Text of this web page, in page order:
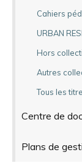
Cahiers
URBAN
Hors
Autres
Tous les
Centre de
Plans de